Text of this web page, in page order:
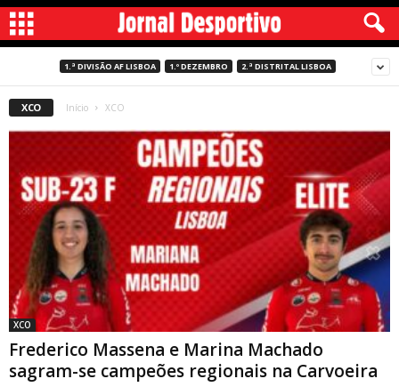
1.ª DIVISÃO AF LISBOA 1.º DEZEMBRO 2.ª DISTRITAL LISBOA
XCO Início XCO
XCO
Frederico Massena e Marina Machado
sagram-se campeões regionais na Carvoeira